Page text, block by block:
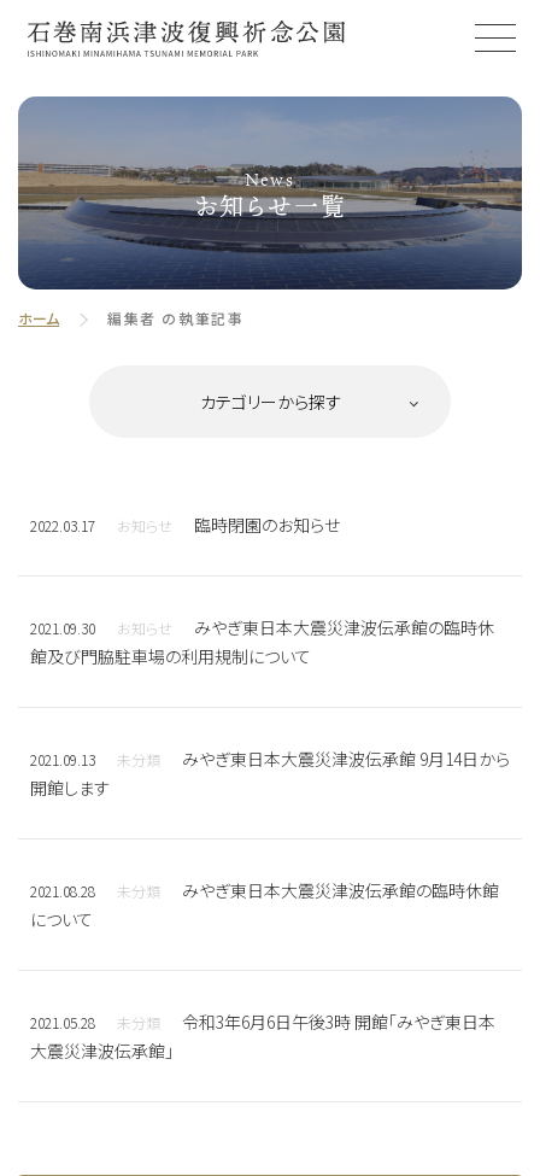
News
お知らせ一覧
ホーム 編集者 の執筆記事
2022.03.17 お知らせ 臨時閉園のお知らせ
2021.09.30 お知らせ
みやぎ東日本大震災津波伝承館の臨時休
館及び門脇駐車場の利用規制について
2021.09.13 未分類
みやぎ東日本大震災津波伝承館 9月14日から
開館します
2021.08.28 未分類
みやぎ東日本大震災津波伝承館の臨時休館
について
2021.05.28 未分類
令和3年6月6日午後3時 開館「みやぎ東日本
大震災津波伝承館」